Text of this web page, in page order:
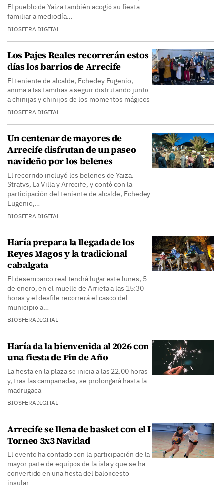
El pueblo de Yaiza también acogió su fiesta
familiar a mediodía…
BIOSFERA DIGITAL
Los Pajes Reales recorrerán estos
días los barrios de Arrecife
El teniente de alcalde, Echedey Eugenio,
anima a las familias a seguir disfrutando junto
a chinijas y chinijos de los momentos mágicos
BIOSFERA DIGITAL
Un centenar de mayores de
Arrecife disfrutan de un paseo
navideño por los belenes
El recorrido incluyó los belenes de Yaiza,
Stratvs, La Villa y Arrecife, y contó con la
participación del teniente de alcalde, Echedey
Eugenio,…
BIOSFERA DIGITAL
Haría prepara la llegada de los
Reyes Magos y la tradicional
cabalgata
El desembarco real tendrá lugar este lunes, 5
de enero, en el muelle de Arrieta a las 15:30
horas y el desfile recorrerá el casco del
municipio a…
BIOSFERADIGITAL
Haría da la bienvenida al 2026 con
una fiesta de Fin de Año
La fiesta en la plaza se inicia a las 22.00 horas
y, tras las campanadas, se prolongará hasta la
madrugada
BIOSFERADIGITAL
Arrecife se llena de basket con el I
Torneo 3x3 Navidad
El evento ha contado con la participación de la
mayor parte de equipos de la isla y que se ha
convertido en una fiesta del baloncesto
insular